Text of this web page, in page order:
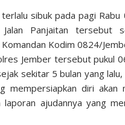
terlalu sibuk pada pagi
Panjaitan tersebut
Kodim 0824/
Jember tersebut pukul
sekitar 5 bulan yang
diri akan
ajudannya yang